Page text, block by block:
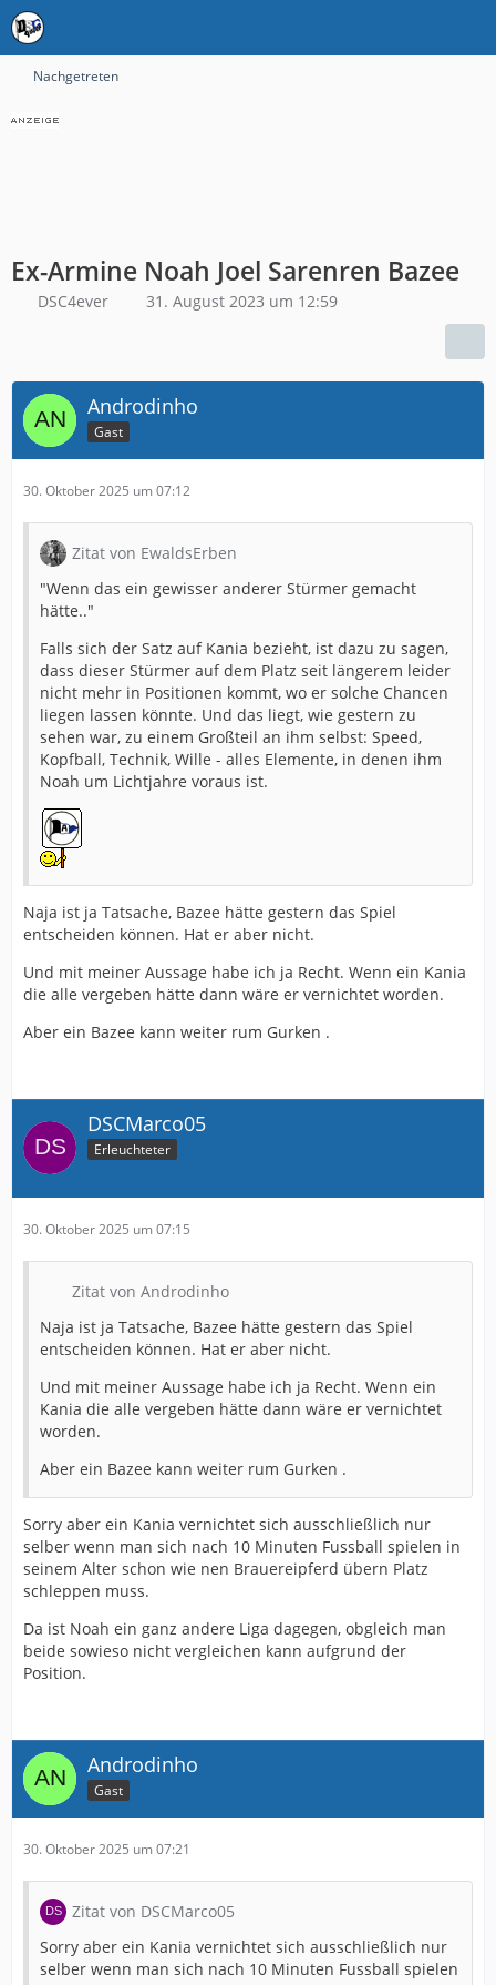
Nachgetreten
Ex-Armine Noah Joel Sarenren Bazee
DSC4ever 31. August 2023 um 12:59
Androdinho
Gast
30. Oktober 2025 um 07:12
Zitat von EwaldsErben
"Wenn das ein gewisser anderer Stürmer gemacht
hätte.."
Falls sich der Satz auf Kania bezieht, ist dazu zu sagen,
dass dieser Stürmer auf dem Platz seit längerem leider
nicht mehr in Positionen kommt, wo er solche Chancen
liegen lassen könnte. Und das liegt, wie gestern zu
sehen war, zu einem Großteil an ihm selbst: Speed,
Kopfball, Technik, Wille - alles Elemente, in denen ihm
Noah um Lichtjahre voraus ist.
Naja ist ja Tatsache, Bazee hätte gestern das Spiel
entscheiden können. Hat er aber nicht.
Und mit meiner Aussage habe ich ja Recht. Wenn ein Kania
die alle vergeben hätte dann wäre er vernichtet worden.
Aber ein Bazee kann weiter rum Gurken .
DSCMarco05
Erleuchteter
30. Oktober 2025 um 07:15
Zitat von Androdinho
Naja ist ja Tatsache, Bazee hätte gestern das Spiel
entscheiden können. Hat er aber nicht.
Und mit meiner Aussage habe ich ja Recht. Wenn ein
Kania die alle vergeben hätte dann wäre er vernichtet
worden.
Aber ein Bazee kann weiter rum Gurken .
Sorry aber ein Kania vernichtet sich ausschließlich nur
selber wenn man sich nach 10 Minuten Fussball spielen in
seinem Alter schon wie nen Brauereipferd übern Platz
schleppen muss.
Da ist Noah ein ganz andere Liga dagegen, obgleich man
beide sowieso nicht vergleichen kann aufgrund der
Position.
Androdinho
Gast
30. Oktober 2025 um 07:21
Zitat von DSCMarco05
Sorry aber ein Kania vernichtet sich ausschließlich nur
selber wenn man sich nach 10 Minuten Fussball spielen